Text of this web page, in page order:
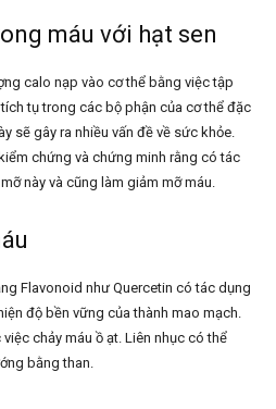
máu với hạt sen
calo nạp vào cơ thể bằng việc tập
tụ trong các bộ phận của cơ thể đặc
sẽ gây ra nhiều vấn đề về sức khỏe.
chứng và chứng minh rằng có tác
này và cũng làm giảm mỡ máu.
Flavonoid như Quercetin có tác dụng
độ bền vững của thành mao mạch.
chảy máu ồ ạt. Liên nhục có thể
bằng than.